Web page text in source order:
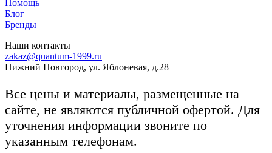
Помощь
Блог
Бренды
Наши контакты
zakaz@quantum-1999.ru
Нижний Новгород, ул. Яблоневая, д.28
Все цены и материалы, размещенные на
сайте, не являются публичной офертой. Для
уточнения информации звоните по
указанным телефонам.